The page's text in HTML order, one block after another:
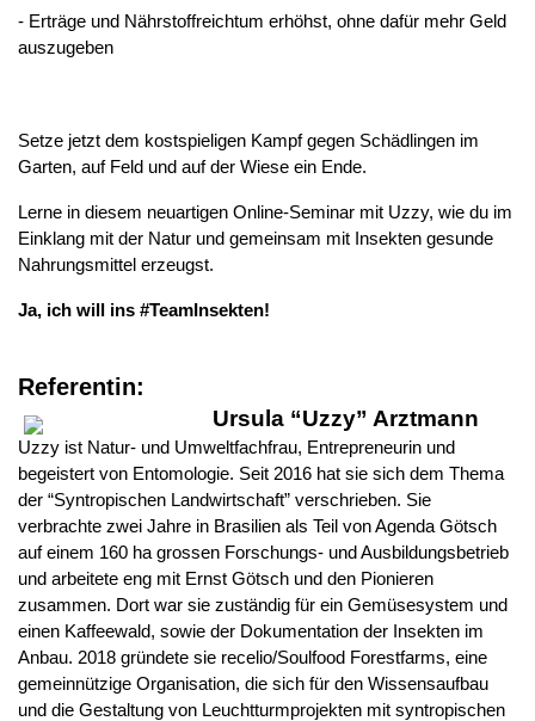
- Erträge und Nährstoffreichtum erhöhst, ohne dafür mehr Geld
auszugeben
Setze jetzt dem kostspieligen Kampf gegen Schädlingen im
Garten, auf Feld und auf der Wiese ein Ende.
Lerne in diesem neuartigen Online-Seminar mit Uzzy, wie du im
Einklang mit der Natur und gemeinsam mit Insekten gesunde
Nahrungsmittel erzeugst.
Ja, ich will ins #TeamInsekten!
Referentin:
Ursula “Uzzy” Arztmann
Uzzy ist Natur- und Umweltfachfrau, Entrepreneurin und
begeistert von Entomologie. Seit 2016 hat sie sich dem Thema
der “Syntropischen Landwirtschaft” verschrieben. Sie
verbrachte zwei Jahre in Brasilien als Teil von Agenda Götsch
auf einem 160 ha grossen Forschungs- und Ausbildungsbetrieb
und arbeitete eng mit Ernst Götsch und den Pionieren
zusammen. Dort war sie zuständig für ein Gemüsesystem und
einen Kaffeewald, sowie der Dokumentation der Insekten im
Anbau. 2018 gründete sie recelio/Soulfood Forestfarms, eine
gemeinnützige Organisation, die sich für den Wissensaufbau
und die Gestaltung von Leuchtturmprojekten mit syntropischen